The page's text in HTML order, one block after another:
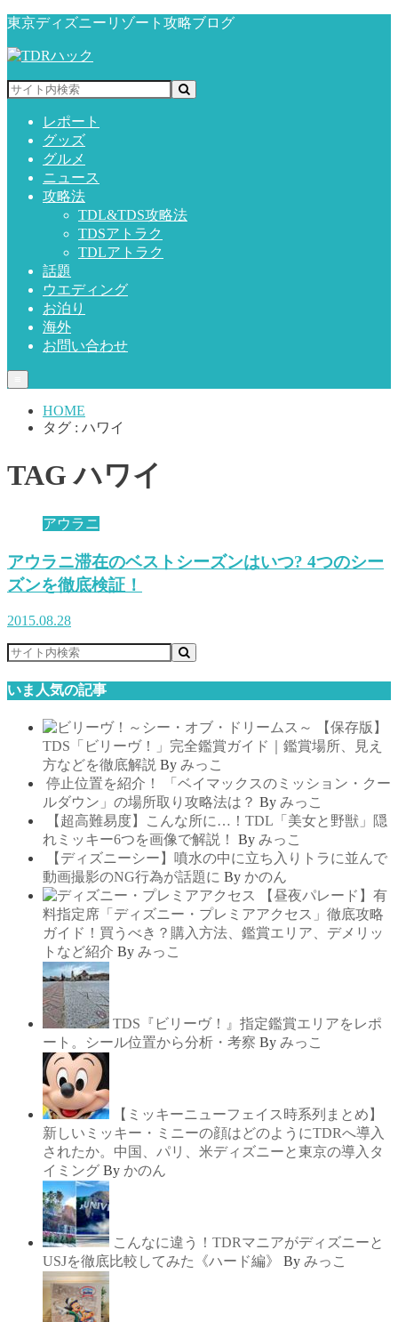
東京ディズニーリゾート攻略ブログ
レポート
グッズ
グルメ
ニュース
攻略法
TDL&TDS攻略法
TDSアトラク
TDLアトラク
話題
ウエディング
お泊り
海外
お問い合わせ
HOME
タグ : ハワイ
TAG ハワイ
アウラニ
アウラニ滞在のベストシーズンはいつ? 4つのシー
ズンを徹底検証！
2015.08.28
いま人気の記事
【保存版】
TDS「ビリーヴ！」完全鑑賞ガイド｜鑑賞場所、見え
方などを徹底解説 By みっこ
停止位置を紹介！ 「ベイマックスのミッション・クー
ルダウン」の場所取り攻略法は？ By みっこ
【超高難易度】こんな所に…！TDL「美女と野獣」隠
れミッキー6つを画像で解説！
By みっこ
【ディズニーシー】噴水の中に立ち入りトラに並んで
動画撮影のNG行為が話題に By かのん
【昼夜パレード】有
料指定席「ディズニー・プレミアアクセス」徹底攻略
ガイド！買うべき？購入方法、鑑賞エリア、デメリッ
トなど紹介 By みっこ
TDS『ビリーヴ！』指定鑑賞エリアをレポ
ート。シール位置から分析・考察 By みっこ
【ミッキーニューフェイス時系列まとめ】
新しいミッキー・ミニーの顔はどのようにTDRへ導入
されたか。中国、パリ、米ディズニーと東京の導入タ
イミング By かのん
こんなに違う！TDRマニアがディズニーと
USJを徹底比較してみた《ハード編》
By みっこ